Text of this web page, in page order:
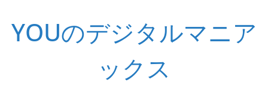
YOUのデジタルマニア
ックス